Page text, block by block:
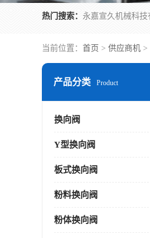
热门搜索：
当前位置： 首页 > 供应商机 >
产品分类 Product
换向阀
Y型换向阀
板式换向阀
粉料换向阀
粉体换向阀